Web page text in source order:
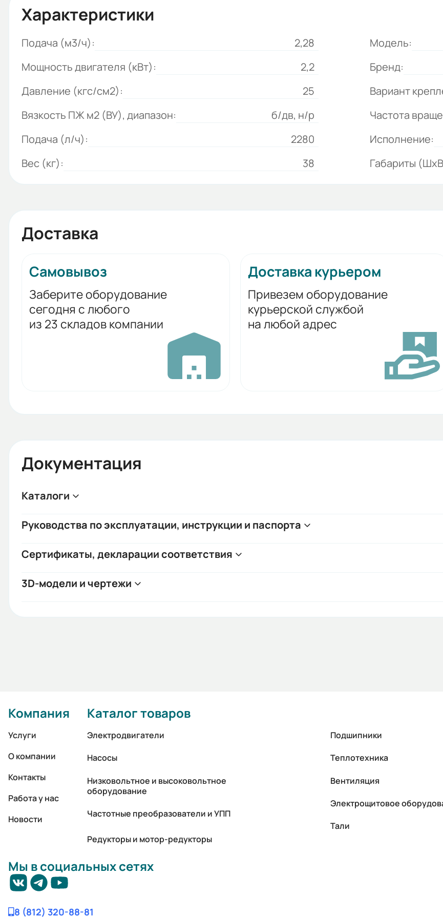
Характеристики
Подача (м3/ч): 2,28 Модель:
Мощность двигателя (кВт):
2,2 Бренд:
Давление (кгс/см2):
25 Вариант
Вязкость ПЖ м2 (ВУ), диапазон:
б/дв, н/р Частота
Подача (л/ч):
2280 Исполнение:
Вес (кг):
38 Габариты
Доставка
Самовывоз
Заберите оборудование
сегодня с любого
из 23 складов компании
Доставка курьером
Привезем оборудование
курьерской службой
на любой адрес
Документация
Каталоги
Руководства по эксплуатации, инструкции и паспорта
Сертификаты, декларации соответствия
3D-модели и чертежи
Компания
Услуги
О компании
Контакты
Работа у нас
Новости
Каталог товаров
Электродвигатели
Насосы
Низковольтное и высоковольтное
оборудование
Частотные преобразователи и УПП
Редукторы и мотор-редукторы
Подшипники
Теплотехника
Вентиляция
Электрощитовое
Тали
Мы в социальных сетях
8 (812) 320-88-81